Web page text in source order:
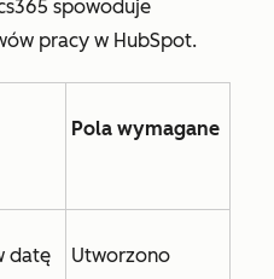
spowoduje
pracy w HubSpot.
Pola wymagane
datę
Utworzono